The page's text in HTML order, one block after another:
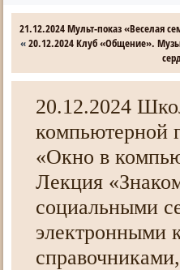
21.12.2024 Мульт-показ «Веселая
«20.12.2024 Клуб «Общение».
20.12.2024
компьютерной
«Окно в
Лекция
социальными
электронными
справочниками,